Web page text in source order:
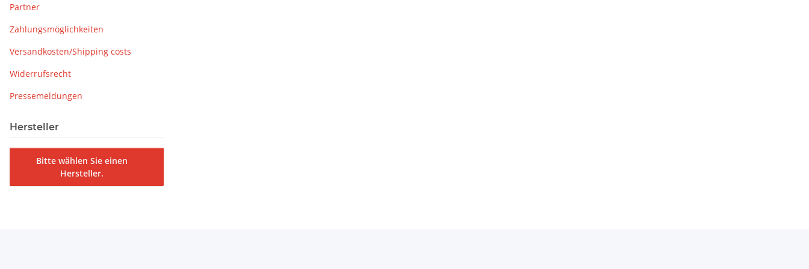
Partner
Zahlungsmöglichkeiten
Versandkosten/Shipping costs
Widerrufsrecht
Pressemeldungen
Hersteller
Bitte wählen Sie einen
Hersteller.